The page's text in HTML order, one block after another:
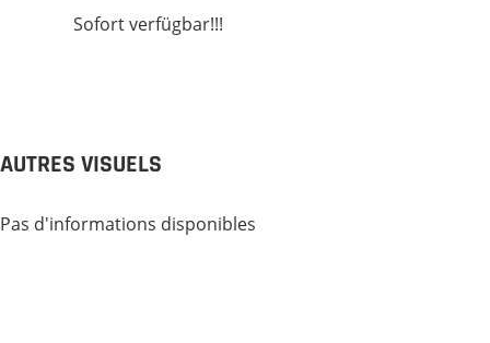
Sofort verfügbar!!!
AUTRES VISUELS
Pas d'informations disponibles